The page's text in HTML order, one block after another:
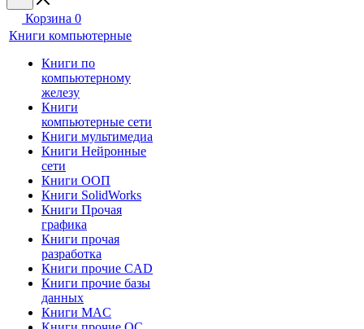
Корзина 0
Книги компьютерные
Книги по
компьютерному
железу
Книги
компьютерные сети
Книги мультимедиа
Книги Нейронные
сети
Книги ООП
Книги SolidWorks
Книги Прочая
графика
Книги прочая
разработка
Книги прочие CAD
Книги прочие базы
данных
Книги MAC